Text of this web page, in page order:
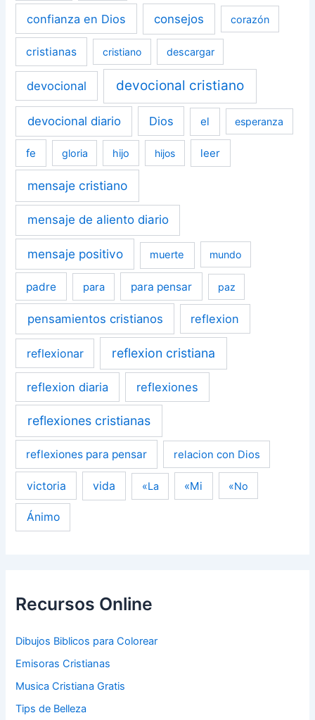
confianza en Dios consejos corazón
cristianas cristiano descargar
devocional devocional cristiano
devocional diario Dios el esperanza
fe gloria hijo hijos leer
mensaje cristiano
mensaje de aliento diario
mensaje positivo muerte mundo
padre para para pensar paz
pensamientos cristianos reflexion
reflexionar reflexion cristiana
reflexion diaria reflexiones
reflexiones cristianas
reflexiones para pensar relacion con Dios
victoria vida «La «Mi «No
Ánimo
Recursos Online
Dibujos Biblicos para Colorear
Emisoras Cristianas
Musica Cristiana Gratis
Tips de Belleza